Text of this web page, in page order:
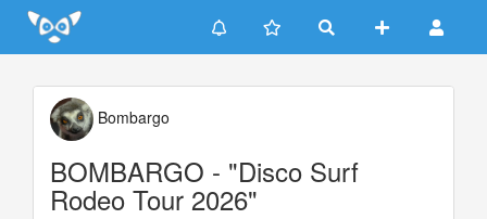
Update cookies preferences
Bombargo
BOMBARGO - "Disco Surf
Rodeo Tour 2026"